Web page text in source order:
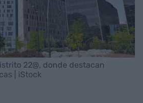
22@, donde destacan
| iStock